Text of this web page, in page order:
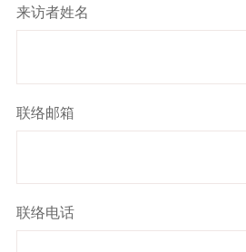
来访者姓名
联络邮箱
联络电话